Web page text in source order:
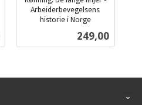
Arbeiderbevegelsens
historie i Norge
Pris
249,00